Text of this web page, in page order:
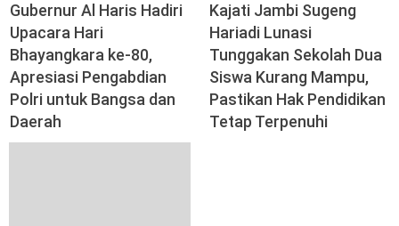
Gubernur Al Haris Hadiri
Upacara Hari
Bhayangkara ke-80,
Apresiasi Pengabdian
Polri untuk Bangsa dan
Daerah
Kajati Jambi Sugeng
Hariadi Lunasi
Tunggakan Sekolah Dua
Siswa Kurang Mampu,
Pastikan Hak Pendidikan
Tetap Terpenuhi